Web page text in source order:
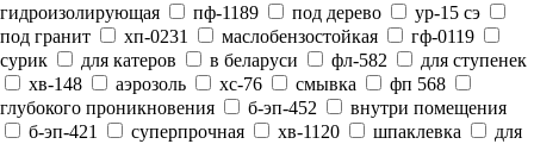
гидроизолирующая
пф-1189 под дерево
ур-15 сэ
под гранит
хп-0231 маслобензостойкая
гф-0119
сурик
для катеров в беларуси фл-582
для ступенек
хв-148
аэрозоль хс-76 смывка
фп 568
глубокого проникновения
б-эп-452
внутри помещения
б-эп-421
суперпрочная хв-1120 шпаклевка
для